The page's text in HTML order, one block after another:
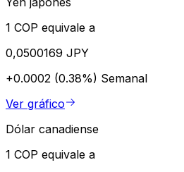
1 COP equivale a
0,0500169 JPY
+0.0002 (0.38%) Semanal
Ver gráfico
Dólar canadiense
1 COP equivale a